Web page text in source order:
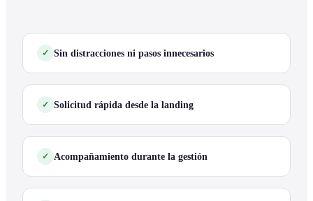
Sin distracciones ni pasos innecesarios
Solicitud rápida desde la landing
Acompañamiento durante la gestión